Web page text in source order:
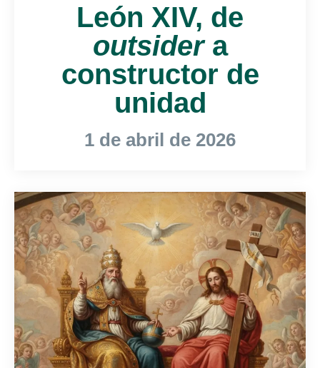
León XIV, de
outsidera
constructor de
unidad
1 de abril de 2026